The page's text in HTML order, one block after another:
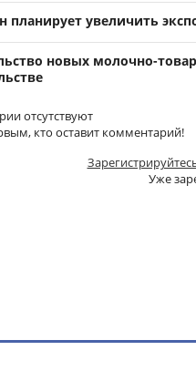
планирует увеличить
новых молочно-
отсутствуют
кто оставит комментарий!
Уже